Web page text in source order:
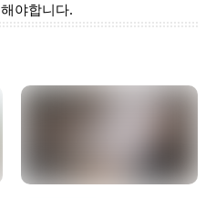
해야합니다.